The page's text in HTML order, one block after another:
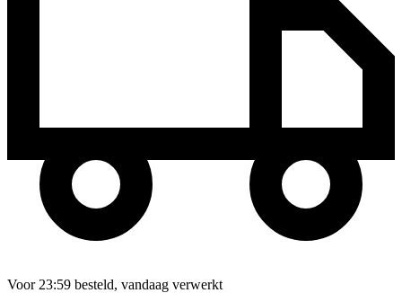
Voor 23:59 besteld, vandaag verwerkt